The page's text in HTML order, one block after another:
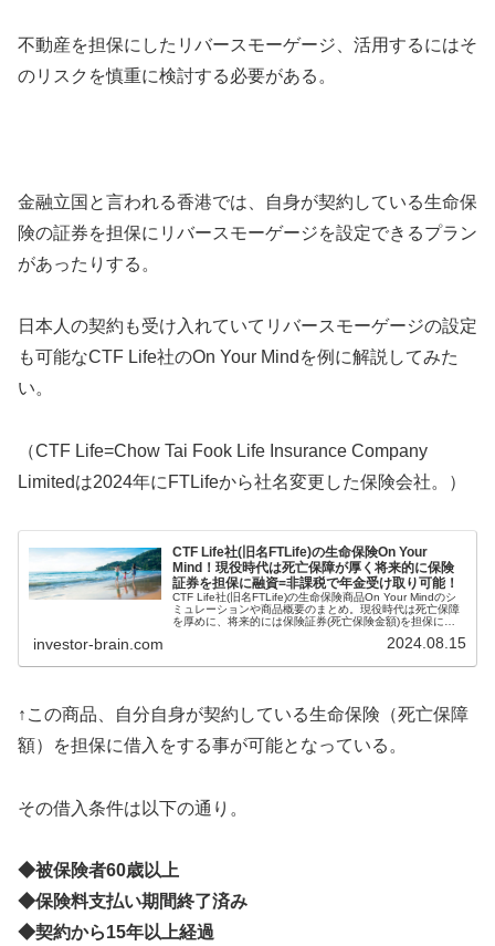
不動産を担保にしたリバースモーゲージ、活用するにはそ
のリスクを慎重に検討する必要がある。
金融立国と言われる香港では、自身が契約している生命保
険の証券を担保にリバースモーゲージを設定できるプラン
があったりする。
日本人の契約も受け入れていてリバースモーゲージの設定
も可能なCTF Life社のOn Your Mindを例に解説してみた
い。
（CTF Life=Chow Tai Fook Life Insurance Company
Limitedは2024年にFTLifeから社名変更した保険会社。）
CTF Life社(旧名FTLife)の生命保険On Your
Mind！現役時代は死亡保障が厚く将来的に保険
証券を担保に融資=非課税で年金受け取り可能！
CTF Life社(旧名FTLife)の生命保険商品On Your Mindのシ
ミュレーションや商品概要のまとめ。現役時代は死亡保障
を厚めに、将来的には保険証券(死亡保険金額)を担保に融
investor-brain.com 2024.08.15
↑この商品、自分自身が契約している生命保険（死亡保障
額）を担保に借入をする事が可能となっている。
その借入条件は以下の通り。
◆被保険者60歳以上
◆保険料支払い期間終了済み
◆契約から15年以上経過